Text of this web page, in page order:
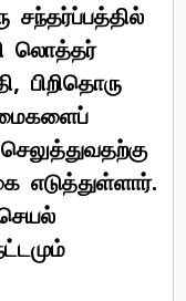
சந்தர்ப்பத்தில்
லொத்தர்
பிறிதொரு
எடுத்துள்ளார்.